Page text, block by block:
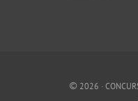
© 2026 ·